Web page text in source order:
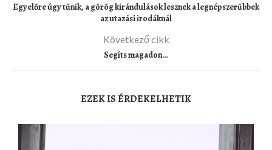
Egyelőre úgy tűnik, a görög kirándulások lesznek a legnépszerűbbek
az utazási irodáknál
Következő cikk
Segíts magadon…
EZEK IS ÉRDEKELHETIK